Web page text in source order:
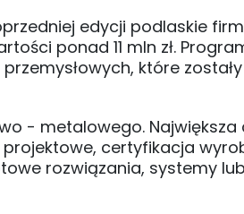
edycji podlaskie
ponad 11 mln zł.
które zostały
- metalowego.
certyfikacja
rozwiązania, systemy